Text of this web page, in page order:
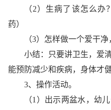
（2）生病了该怎么
药）
（3）怎样做一个爱干
小结：只要讲卫生，爱
能预防减少和疾病，身体才健
3、操作活动。
（1）出示两盆水，幼